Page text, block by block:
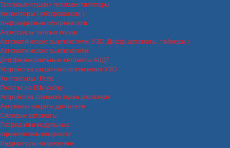
Тепловые пушки / тепловентиляторы
Конвекторы ( обогреватели )
Инфракрасные обогреватели
Аксессуары теплых полов
Автоматические выключатели, УЗО, Дифф. автоматы, таймеры
Автоматические выключатели
Дифференциальные автоматы АВДТ
Устройства защитного отключения УЗО
Контакторы / Реле
Розетки на DIN-рейку
Устройства плавного пуска двигателя
Автоматы защиты двигателя
Силовые автоматы
Разрядники модульные
ограничитель мощности
Индикаторы напряжения